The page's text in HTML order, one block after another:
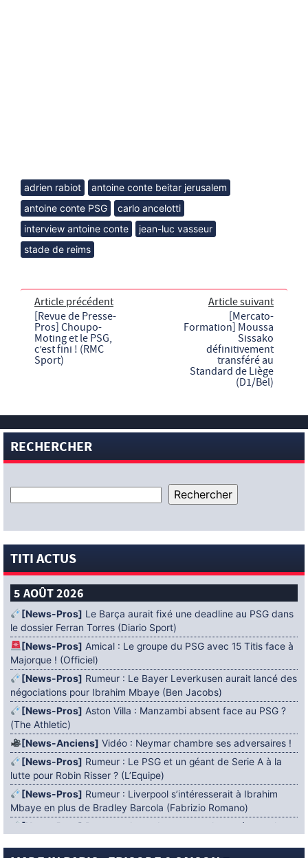
adrien rabiot
antoine conte beitar jerusalem
antoine conte PSG
carlo ancelotti
interview antoine conte
jean-luc vasseur
stade de reims
Article précédent
[Revue de Presse-
Pros] Choupo-
Moting et le PSG,
c’est fini ! (RMC
Sport)
Article suivant
[Mercato-
Formation] Moussa
Sissako
définitivement
transféré au
Standard de Liège
(D1/Bel)
RECHERCHER
TITI ACTUS
5 AOÛT 2026
[News-Pros] Le Barça aurait fixé une deadline au PSG dans
le dossier Ferran Torres (Diario Sport)
[News-Pros] Amical : Le groupe du PSG avec 15 Titis face à
Majorque ! (Officiel)
[News-Pros] Rumeur : Le Bayer Leverkusen aurait lancé des
négociations pour Ibrahim Mbaye (Ben Jacobs)
[News-Pros] Aston Villa : Manzambi absent face au PSG ?
(The Athletic)
[News-Anciens] Vidéo : Neymar chambre ses adversaires !
[News-Pros] Rumeur : Le PSG et un géant de Serie A à la
lutte pour Robin Risser ? (L’Equipe)
[News-Pros] Rumeur : Liverpool s’intéresserait à Ibrahim
Mbaye en plus de Bradley Barcola (Fabrizio Romano)
[News-Pros]
Rumeur : Accord contractuel trouvé entre le